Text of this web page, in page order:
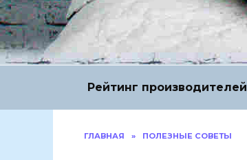
Рейтинг производителей
ГЛАВНАЯ » ПОЛЕЗНЫЕ СОВЕТЫ